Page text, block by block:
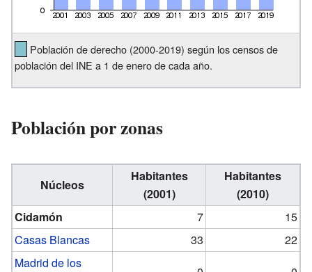
Población de derecho (2000-2019) según los censos de
población del INE a 1 de enero de cada año.
Población por zonas
Núcleos
Habitantes
(2001)
Habitantes
(2010)
Cidamón
7
15
Casas Blancas
33
22
Madrid de los